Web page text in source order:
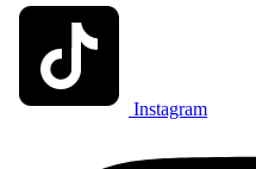
Instagram